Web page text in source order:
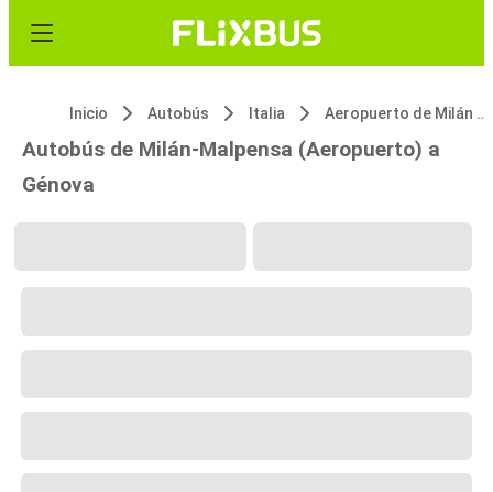
Inicio Autobús Italia Aeropuerto de Milán Malpensa (MXP)
Autobús de Milán-Malpensa (Aeropuerto) a
Génova